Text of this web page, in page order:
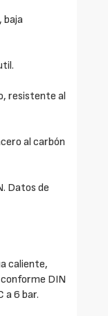
baja
resistente al
al carbón
Datos de
caliente,
DIN
a 6 bar.